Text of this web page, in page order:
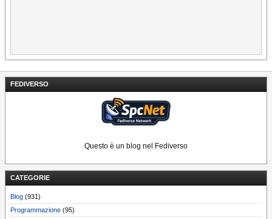
FEDIVERSO
Questo è un blog nel Fediverso
CATEGORIE
Blog (931)
Programmazione (95)